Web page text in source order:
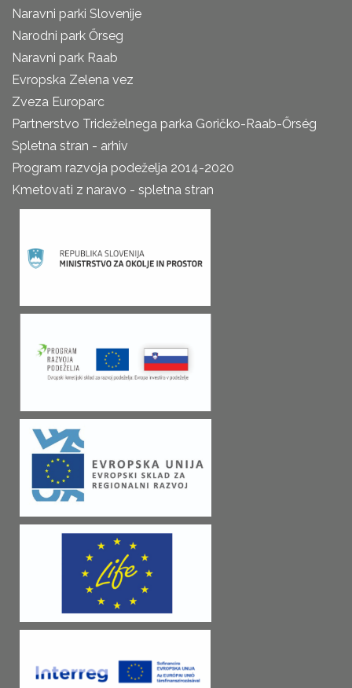
Naravni parki Slovenije
Narodni park Őrseg
Naravni park Raab
Evropska Zelena vez
Zveza Europarc
Partnerstvo Trideželnega parka Goričko-Raab-Őrség
Spletna stran - arhiv
Program razvoja podeželja 2014-2020
Kmetovati z naravo - spletna stran